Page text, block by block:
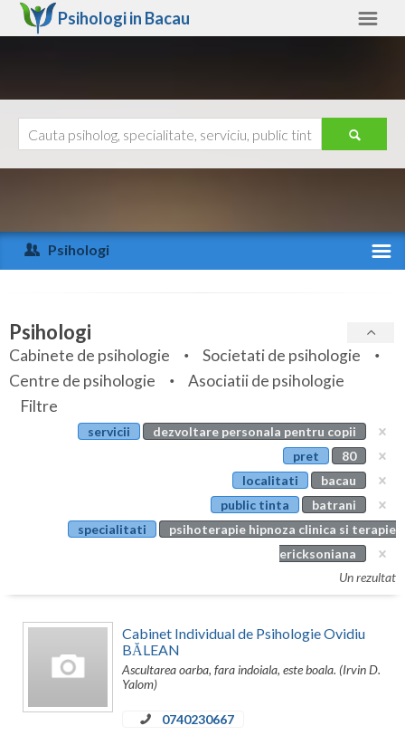
Psihologi in Bacau
Arad
Arges
Bihor
Bistrita-Nasaud
Botosani
Bucuresti
Calarasi
Constanta
Ajutor
Psihologi
Specialitati
Servicii
Articole
Evenimente
Psihologi
Cabinete de psihologie
Societati de psihologie
Centre de psihologie
Asociatii de psihologie
Filtre
servicii
dezvoltare personala pentru copii
pret
80
localitati
bacau
public tinta
batrani
specialitati
psihoterapie hipnoza clinica si terapie
ericksoniana
Un rezultat
Cabinet Individual de Psihologie Ovidiu
BĂLEAN
Ascultarea oarba, fara indoiala, este boala. (Irvin D.
Yalom)
0740230667